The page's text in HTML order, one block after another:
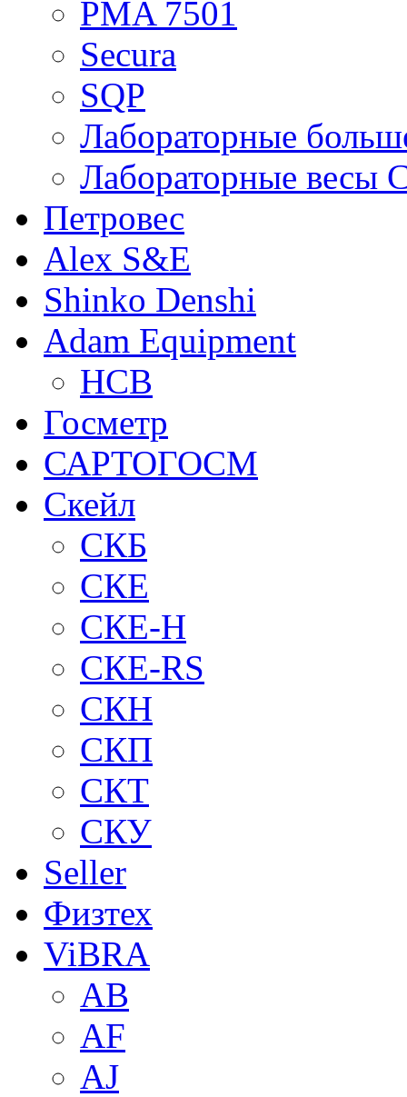
PMA 7501
Secura
SQP
Лабораторные
Лабораторные весы
Петровес
Alex S&E
Shinko Denshi
Adam Equipment
HCB
Госметр
САРТОГОСМ
Скейл
СКБ
СКЕ
СКЕ-H
СКЕ-RS
СКН
СКП
СКТ
СКУ
Seller
Физтех
ViBRA
AB
AF
AJ